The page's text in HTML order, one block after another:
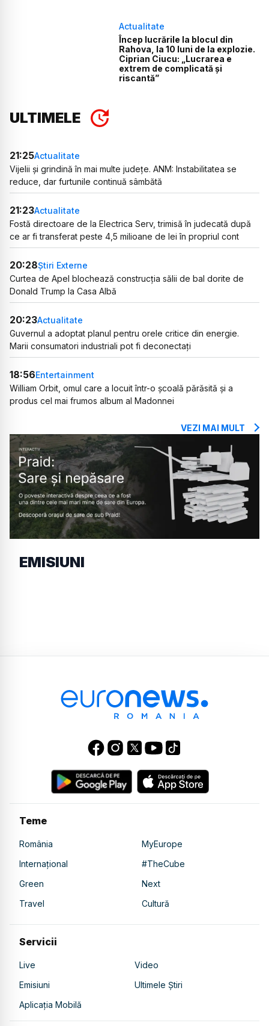
Actualitate
Încep lucrările la blocul din
Rahova, la 10 luni de la explozie.
Ciprian Ciucu: „Lucrarea e
extrem de complicată și
riscantă”
ULTIMELE
21:25Actualitate
Vijelii și grindină în mai multe județe. ANM: Instabilitatea se
reduce, dar furtunile continuă sâmbătă
21:23Actualitate
Fostă directoare de la Electrica Serv, trimisă în judecată după
ce ar fi transferat peste 4,5 milioane de lei în propriul cont
20:28Știri Externe
Curtea de Apel blochează construcția sălii de bal dorite de
Donald Trump la Casa Albă
20:23Actualitate
Guvernul a adoptat planul pentru orele critice din energie.
Marii consumatori industriali pot fi deconectați
18:56Entertainment
William Orbit, omul care a locuit într-o școală părăsită și a
produs cel mai frumos album al Madonnei
VEZI MAI MULT
EMISIUNI
Teme
România
MyEurope
Internațional
#TheCube
Green
Next
Travel
Cultură
Servicii
Live
Video
Emisiuni
Ultimele Știri
Aplicația Mobilă